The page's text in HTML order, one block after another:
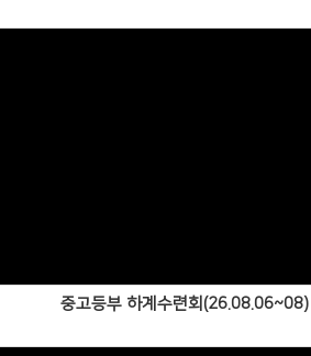
중고등부 하계수련회(26.08.06~08)